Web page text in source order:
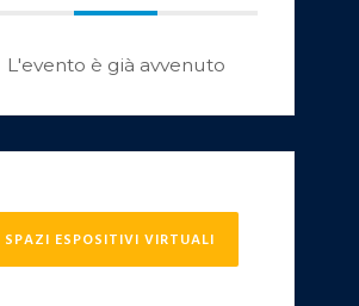
L'evento è già avvenuto
SPAZI ESPOSITIVI VIRTUALI